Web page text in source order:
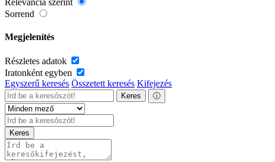
Sorrend
Megjelenítés
Részletes adatok
Iratonként egyben
Egyszerű keresés Összetett keresés Kifejezés
Keres ⓘ
Keres